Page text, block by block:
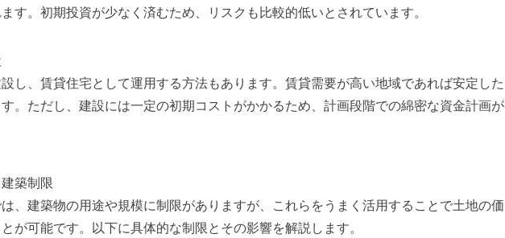
す。初期投資が少なく済むため、リスクも比較的低いとされています。
し、賃貸住宅として運用する方法もあります。賃貸需要が高い地域であれば安定した
。ただし、建設には一定の初期コストがかかるため、計画段階での綿密な資金計画が
築制限
、建築物の用途や規模に制限がありますが、これらをうまく活用することで土地の価
が可能です。以下に具体的な制限とその影響を解説します。